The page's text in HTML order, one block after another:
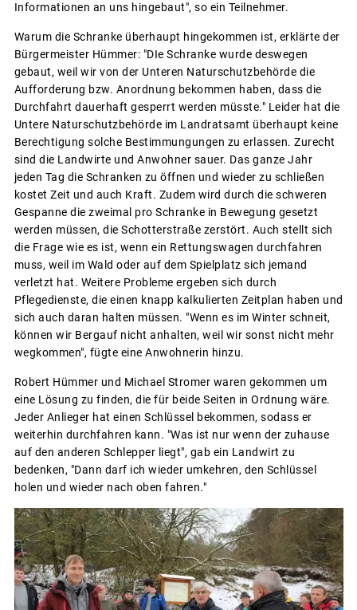
Informationen an uns hingebaut", so ein Teilnehmer.
Warum die Schranke überhaupt hingekommen ist, erklärte der
Bürgermeister Hümmer: "DIe Schranke wurde deswegen
gebaut, weil wir von der Unteren Naturschutzbehörde die
Aufforderung bzw. Anordnung bekommen haben, dass die
Durchfahrt dauerhaft gesperrt werden müsste." Leider hat die
Untere Naturschutzbehörde im Landratsamt überhaupt keine
Berechtigung solche Bestimmungungen zu erlassen. Zurecht
sind die Landwirte und Anwohner sauer. Das ganze Jahr
jeden Tag die Schranken zu öffnen und wieder zu schließen
kostet Zeit und auch Kraft. Zudem wird durch die schweren
Gespanne die zweimal pro Schranke in Bewegung gesetzt
werden müssen, die Schotterstraße zerstört. Auch stellt sich
die Frage wie es ist, wenn ein Rettungswagen durchfahren
muss, weil im Wald oder auf dem Spielplatz sich jemand
verletzt hat. Weitere Probleme ergeben sich durch
Pflegedienste, die einen knapp kalkulierten Zeitplan haben und
sich auch daran halten müssen. "Wenn es im Winter schneit,
können wir Bergauf nicht anhalten, weil wir sonst nicht mehr
wegkommen", fügte eine Anwohnerin hinzu.
Robert Hümmer und Michael Stromer waren gekommen um
eine Lösung zu finden, die für beide Seiten in Ordnung wäre.
Jeder Anlieger hat einen Schlüssel bekommen, sodass er
weiterhin durchfahren kann. "Was ist nur wenn der zuhause
auf den anderen Schlepper liegt", gab ein Landwirt zu
bedenken, "Dann darf ich wieder umkehren, den Schlüssel
holen und wieder nach oben fahren."